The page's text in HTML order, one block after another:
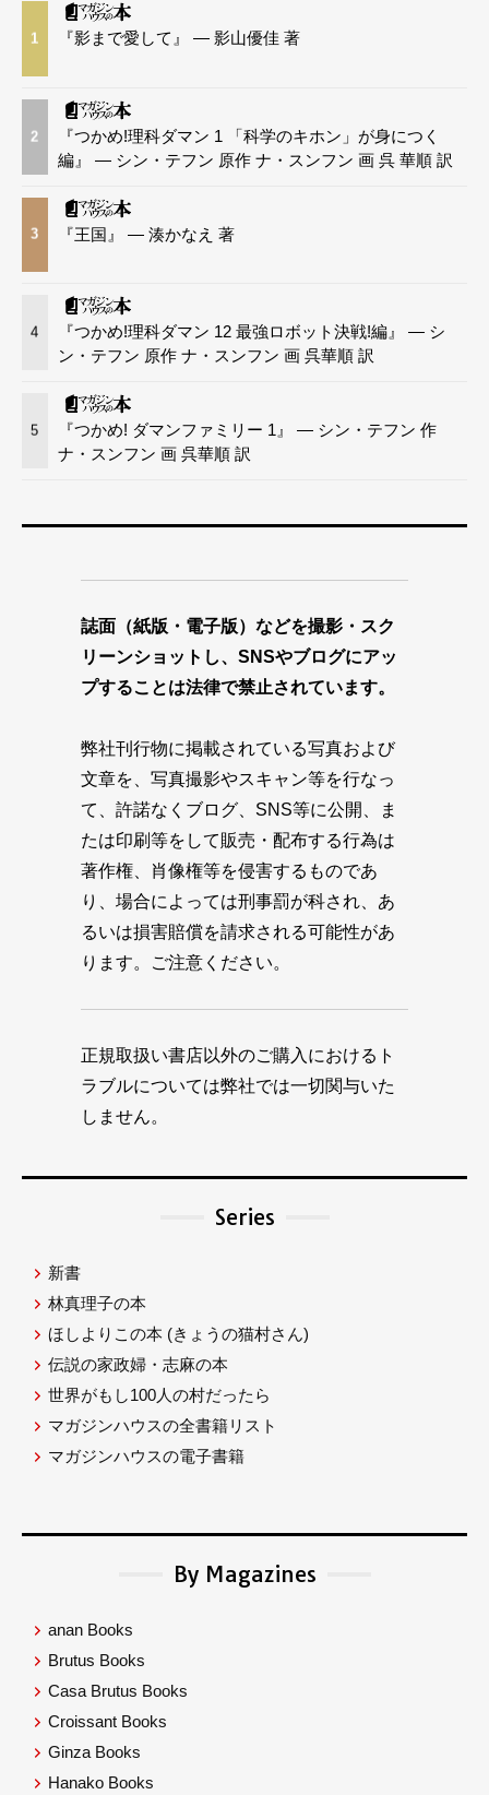
1 『影まで愛して』 — 影山優佳 著
2
『つかめ!理科ダマン 1 「科学のキホン」が身につく
編』 — シン・テフン 原作 ナ・スンフン 画 呉 華順 訳
3 『王国』 — 湊かなえ 著
4
『つかめ!理科ダマン 12 最強ロボット決戦!編』 — シ
ン・テフン 原作 ナ・スンフン 画 呉華順 訳
5
『つかめ! ダマンファミリー 1』 — シン・テフン 作
ナ・スンフン 画 呉華順 訳
誌面（紙版・電子版）などを撮影・スク
リーンショットし、SNSやブログにアッ
プすることは法律で禁止されています。
弊社刊行物に掲載されている写真および
文章を、写真撮影やスキャン等を行なっ
て、許諾なくブログ、SNS等に公開、ま
たは印刷等をして販売・配布する行為は
著作権、肖像権等を侵害するものであ
り、場合によっては刑事罰が科され、あ
るいは損害賠償を請求される可能性があ
ります。ご注意ください。
正規取扱い書店以外のご購入におけるト
ラブルについては弊社では一切関与いた
しません。
Series
新書
林真理子の本
ほしよりこの本 (きょうの猫村さん)
伝説の家政婦・志麻の本
世界がもし100人の村だったら
マガジンハウスの全書籍リスト
マガジンハウスの電子書籍
By Magazines
anan Books
Brutus Books
Casa Brutus Books
Croissant Books
Ginza Books
Hanako Books